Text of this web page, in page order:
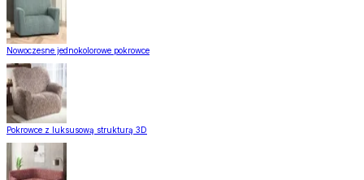
Nowoczesne jednokolorowe pokrowce
Pokrowce z luksusową strukturą 3D